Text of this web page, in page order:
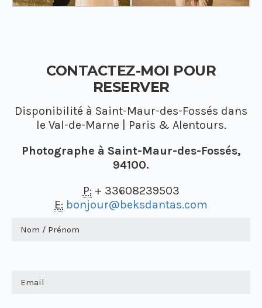
CONTACTEZ-MOI POUR
RESERVER
Disponibilité à Saint-Maur-des-Fossés dans
le Val-de-Marne | Paris & Alentours.
Photographe à Saint-Maur-des-Fossés,
94100.
P: + 33608239503
E: bonjour@beksdantas.com